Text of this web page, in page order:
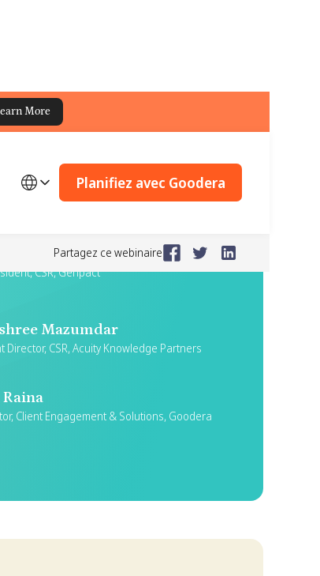
More
Planifiez avec Goodera
Partagez ce webinaire
Chugh
CSR, Genpact
Mazumdar
Director, CSR, Acuity Knowledge Partners
Raina
Client Engagement & Solutions, Goodera